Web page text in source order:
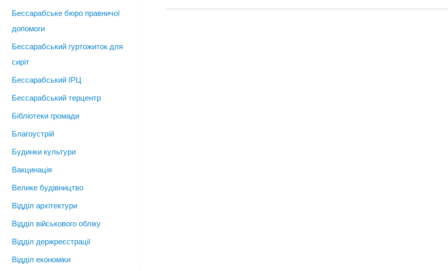
Бессарабське бюро правничої
допомоги
Бессарабський гуртожиток для
сиріт
Бессарабський ІРЦ
Бессарабський терцентр
Бібліотеки громади
Благоустрій
Будинки культури
Вакцинація
Велике будівництво
Відділ архітектури
Відділ військового обліку
Відділ держреєстрації
Відділ економіки